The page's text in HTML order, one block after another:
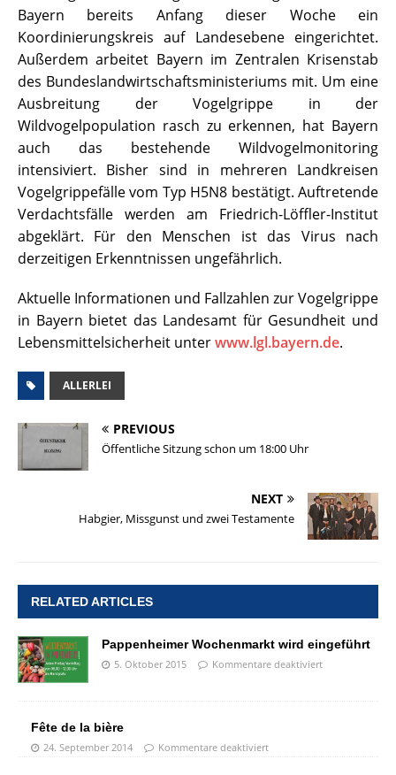
Bayern bereits Anfang dieser Woche ein
Koordinierungskreis auf Landesebene eingerichtet.
Außerdem arbeitet Bayern im Zentralen Krisenstab
des Bundeslandwirtschaftsministeriums mit. Um eine
Ausbreitung der Vogelgrippe in der
Wildvogelpopulation rasch zu erkennen, hat Bayern
auch das bestehende Wildvogelmonitoring
intensiviert. Bisher sind in mehreren Landkreisen
Vogelgrippefälle vom Typ H5N8 bestätigt. Auftretende
Verdachtsfälle werden am Friedrich-Löffler-Institut
abgeklärt. Für den Menschen ist das Virus nach
derzeitigen Erkenntnissen ungefährlich.
Aktuelle Informationen und Fallzahlen zur Vogelgrippe
in Bayern bietet das Landesamt für Gesundheit und
Lebensmittelsicherheit unterwww.lgl.bayern.de.
ALLERLEI
PREVIOUS
Öffentliche Sitzung schon um 18:00 Uhr
NEXT
Habgier, Missgunst und zwei Testamente
RELATED ARTICLES
Pappenheimer Wochenmarkt wird eingeführt
5. Oktober 2015 Kommentare deaktiviert
Fête de la bière
24. September 2014 Kommentare deaktiviert